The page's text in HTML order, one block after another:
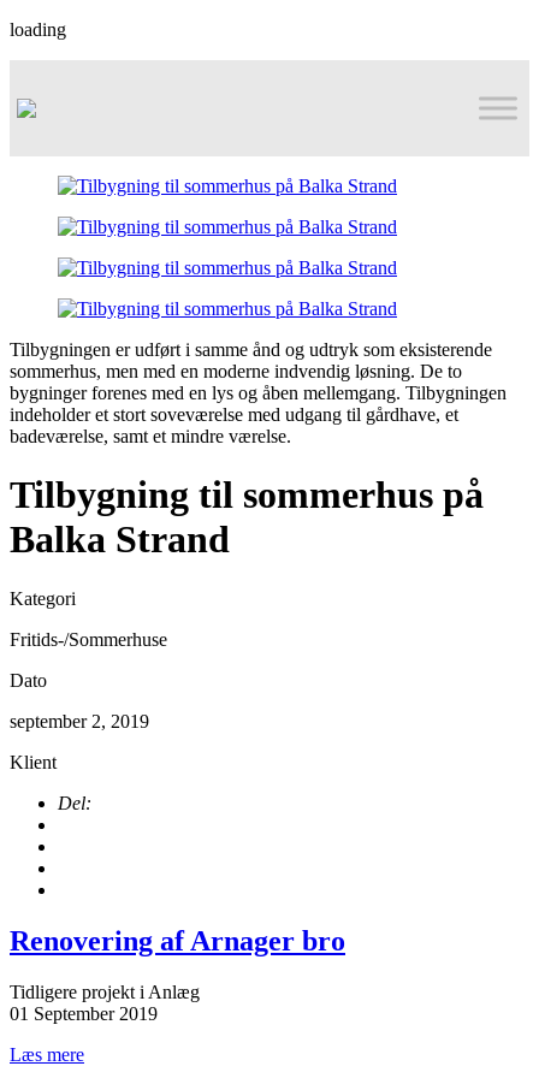
loading
Tilbygningen er udført i samme ånd og udtryk som eksisterende
sommerhus, men med en moderne indvendig løsning. De to
bygninger forenes med en lys og åben mellemgang. Tilbygningen
indeholder et stort soveværelse med udgang til gårdhave, et
badeværelse, samt et mindre værelse.
Tilbygning til sommerhus på
Balka Strand
Kategori
Fritids-/Sommerhuse
Dato
september 2, 2019
Klient
Del:
Renovering af Arnager bro
Tidligere projekt i Anlæg
01 September 2019
Læs mere